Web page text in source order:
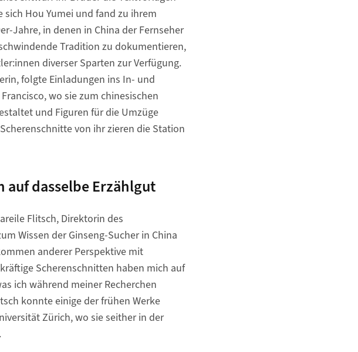
Hou Yumei und fand zu ihrem
Jahre, in denen in China der Fernseher
Tradition zu dokumentieren,
diverser Sparten zur Verfügung.
folgte Einladungen ins In- und
wo sie zum chinesischen
und Figuren für die Umzüge
von ihr zieren die Station
auf dasselbe Erzählgut
Flitsch, Direktorin des
Wissen der Ginseng-Sucher in China
anderer Perspektive mit
Scherenschnitten haben mich auf
ich während meiner Recherchen
konnte einige der frühen Werke
Zürich, wo sie seither in der